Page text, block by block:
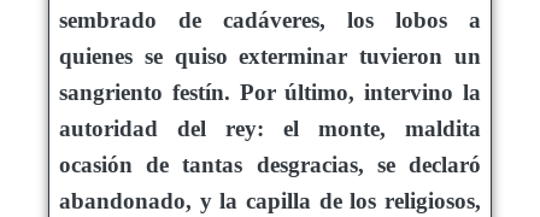
sembrado de cadáveres, los lobos a
quienes se quiso exterminar tuvieron un
sangriento festín. Por último, intervino la
autoridad del rey: el monte, maldita
ocasión de tantas desgracias, se declaró
abandonado, y la capilla de los religiosos,